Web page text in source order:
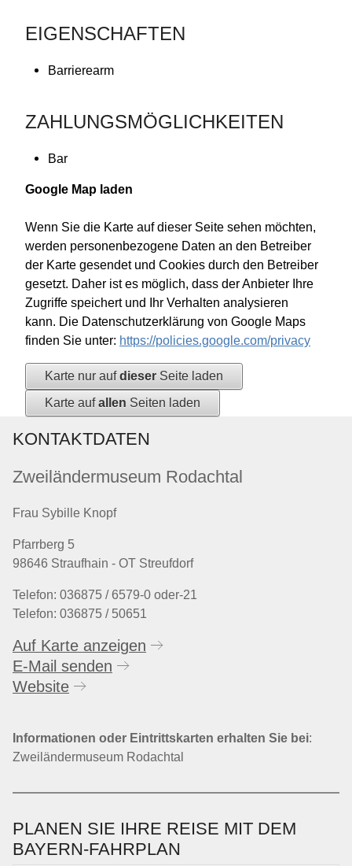
EIGENSCHAFTEN
Barrierearm
ZAHLUNGSMÖGLICHKEITEN
Bar
Google Map laden
Wenn Sie die Karte auf dieser Seite sehen möchten,
werden personenbezogene Daten an den Betreiber
der Karte gesendet und Cookies durch den Betreiber
gesetzt. Daher ist es möglich, dass der Anbieter Ihre
Zugriffe speichert und Ihr Verhalten analysieren
kann. Die Datenschutzerklärung von Google Maps
finden Sie unter: https://policies.google.com/privacy
Karte nur aufdieser Seite laden
Karte aufallen Seiten laden
KONTAKTDATEN
Zweiländermuseum Rodachtal
Frau Sybille Knopf
Pfarrberg 5
98646 Straufhain - OT Streufdorf
Telefon: 036875 / 6579-0 oder-21
Telefon: 036875 / 50651
Auf Karte anzeigen
E-Mail senden
Website
Informationen oder Eintrittskarten erhalten Sie bei:
Zweiländermuseum Rodachtal
PLANEN SIE IHRE REISE MIT DEM
BAYERN-FAHRPLAN